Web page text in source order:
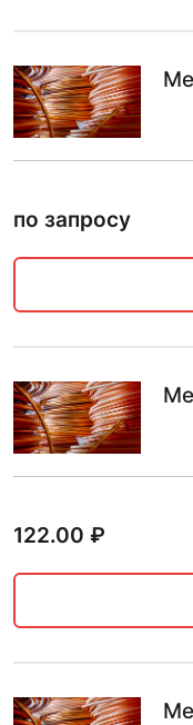
по запросу
122.00 ₽